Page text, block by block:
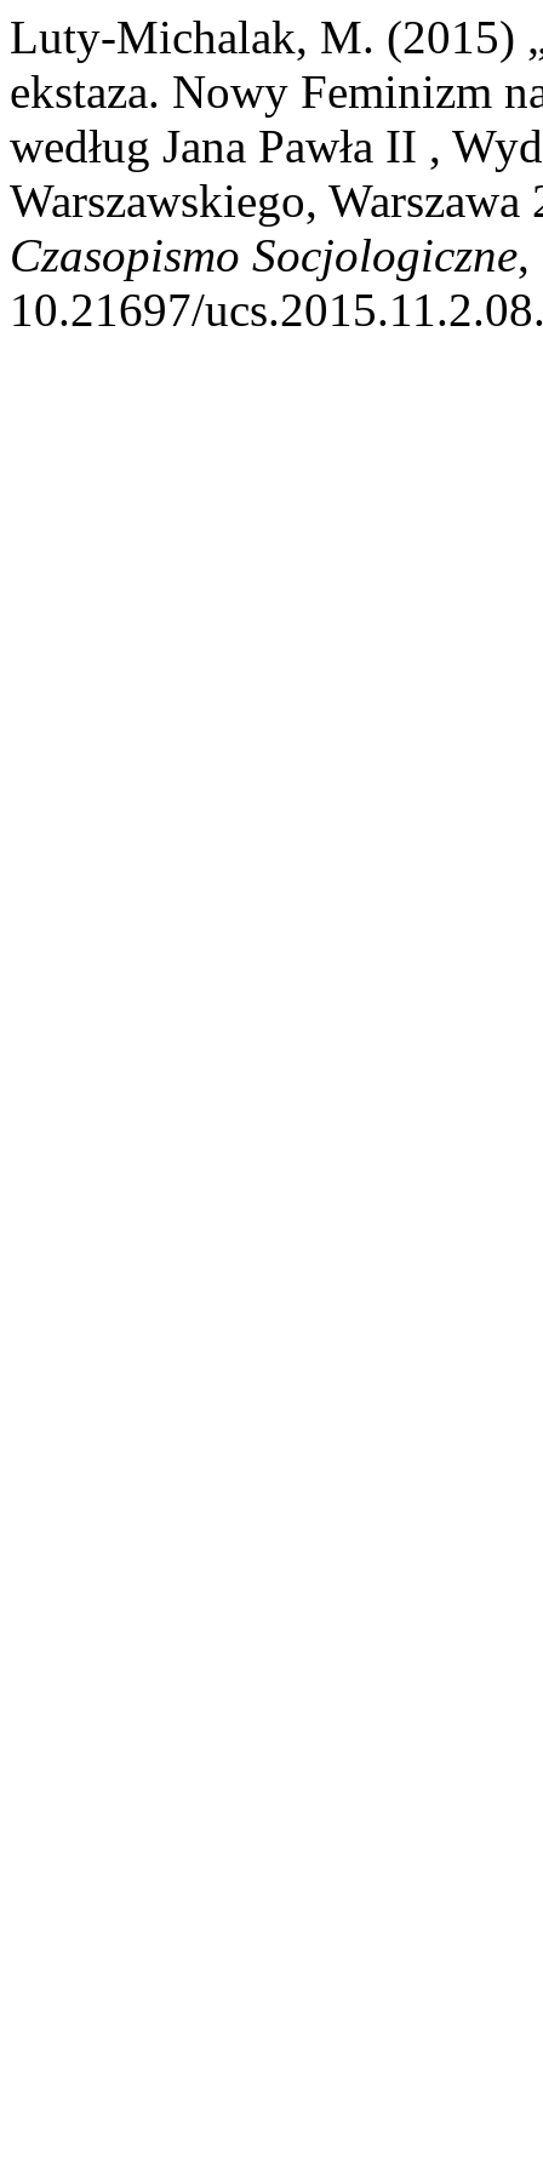
Luty-Michalak, M. (2015)
ekstaza. Nowy Feminizm
według Jana Pawła II ,
Warszawskiego,
Czasopismo Socjologiczne,
10.21697/